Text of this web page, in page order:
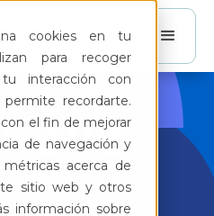
cookies en tu
para recoger
interacción con
recordarte.
el fin de mejorar
de navegación y
acerca de
sitio web y otros
información sobre